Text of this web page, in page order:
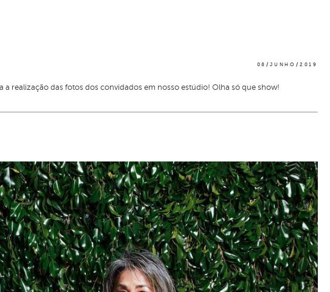
08/JUNHO/2019
realização das fotos dos convidados em nosso estúdio! Olha só que show!